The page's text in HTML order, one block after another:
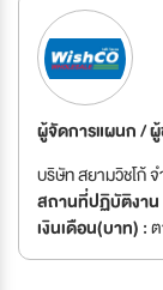
ผู้จัดการแผนก /
บริษัท สยามวิชโก้
สถานที่ปฏิบัติงาน
เงินเดือน(บาท) :